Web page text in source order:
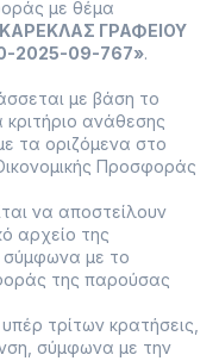
με θέμα
ΓΡΑΦΕΙΟΥ
2025-09-767».
με βάση το
ανάθεσης
τα οριζόμενα στο
Προσφοράς
να αποστείλουν
αρχείο της
σύμφωνα με το
της παρούσας
τρίτων κρατήσεις,
σύμφωνα με την